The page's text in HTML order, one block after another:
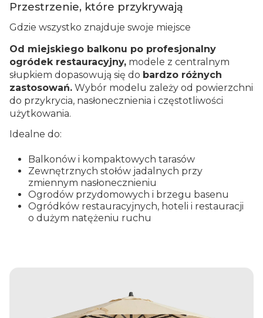
Przestrzenie, które przykrywają
Gdzie wszystko znajduje swoje miejsce
Od miejskiego balkonu po profesjonalny
ogródek restauracyjny, modele z centralnym
słupkiem dopasowują się do bardzo różnych
zastosowań. Wybór modelu zależy od powierzchni
do przykrycia, nasłonecznienia i częstotliwości
użytkowania.
Idealne do:
Balkonów i kompaktowych tarasów
Zewnętrznych stołów jadalnych przy
zmiennym nasłonecznieniu
Ogrodów przydomowych i brzegu basenu
Ogródków restauracyjnych, hoteli i restauracji
o dużym natężeniu ruchu